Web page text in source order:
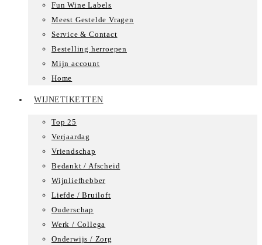
Fun Wine Labels
Meest Gestelde Vragen
Service & Contact
Bestelling herroepen
Mijn account
Home
WIJNETIKETTEN
Top 25
Verjaardag
Vriendschap
Bedankt / Afscheid
Wijnliefhebber
Liefde / Bruiloft
Ouderschap
Werk / Collega
Onderwijs / Zorg